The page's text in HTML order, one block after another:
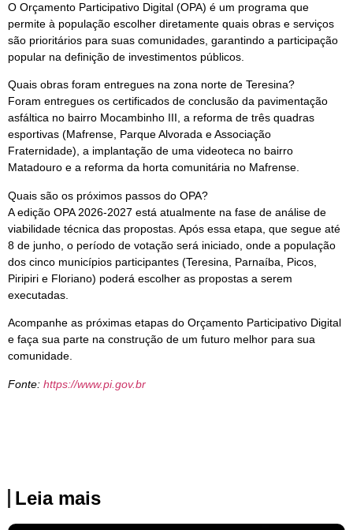
O Orçamento Participativo Digital (OPA) é um programa que
permite à população escolher diretamente quais obras e serviços
são prioritários para suas comunidades, garantindo a participação
popular na definição de investimentos públicos.
Quais obras foram entregues na zona norte de Teresina?
Foram entregues os certificados de conclusão da pavimentação
asfáltica no bairro Mocambinho III, a reforma de três quadras
esportivas (Mafrense, Parque Alvorada e Associação
Fraternidade), a implantação de uma videoteca no bairro
Matadouro e a reforma da horta comunitária no Mafrense.
Quais são os próximos passos do OPA?
A edição OPA 2026-2027 está atualmente na fase de análise de
viabilidade técnica das propostas. Após essa etapa, que segue até
8 de junho, o período de votação será iniciado, onde a população
dos cinco municípios participantes (Teresina, Parnaíba, Picos,
Piripiri e Floriano) poderá escolher as propostas a serem
executadas.
Acompanhe as próximas etapas do Orçamento Participativo Digital
e faça sua parte na construção de um futuro melhor para sua
comunidade.
Fonte: https://www.pi.gov.br
Leia mais